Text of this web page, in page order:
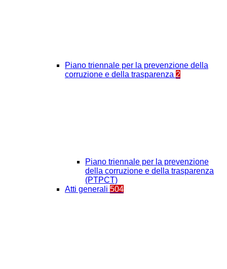
Piano triennale per la prevenzione della
corruzione e della trasparenza 2
Piano triennale per la prevenzione
della corruzione e della trasparenza
(PTPCT)
Atti generali 504